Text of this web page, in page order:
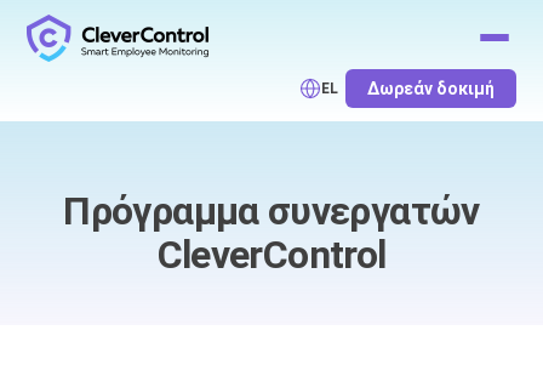
EL Δωρεάν δοκιμή
Πρόγραμμα συνεργατών
CleverControl